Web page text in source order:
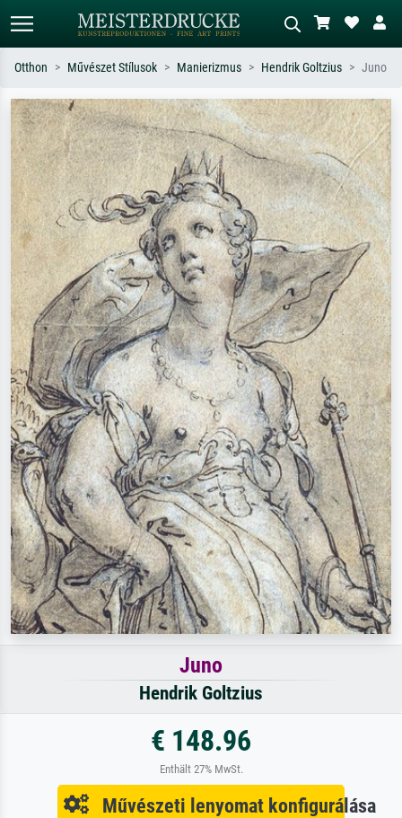
Alap keresés MI-képkereső
Keressen művész, műcím vagy stílus
szerint – pl. Monet, Csillagos éj,
impresszionizmus, Hokusai-hullám,
akt.
Írja le a jelenetet – pl. zöld rét, sok
piros absztrakt, sötét olajkép, álló akt
egy fa mellett.
Otthon Művészet Stílusok Manierizmus Hendrik Goltzius Juno
Juno
Hendrik Goltzius
€ 148.96
Enthält 27% MwSt.
Művészeti lenyomat konfigurálása